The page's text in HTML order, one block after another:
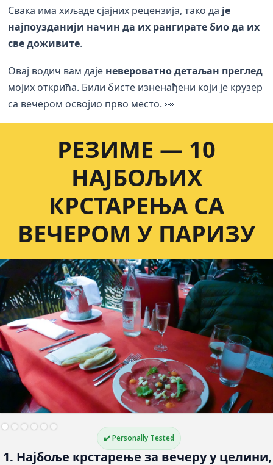
Свака има хиљаде сјајних рецензија, тако да је
најпоузданији начин да их рангирате био да их
све доживите.
Овај водич вам даје невероватно детаљан преглед
мојих открића. Били бисте изненађени који је крузер
са вечером освојио прво место. 👀
РЕЗИМЕ — 10
НАЈБОЉИХ
КРСТАРЕЊА СА
ВЕЧЕРОМ У ПАРИЗУ
✔️ Personally Tested
1. Најбоље крстарење за вечеру у